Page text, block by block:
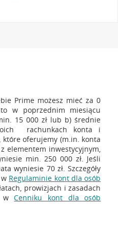
Prime możesz mieć za 0
w poprzednim miesiącu
15 000 zł lub b) średnie
rachunkach konta i
oferujemy (m.in. konta
elementem inwestycyjnym,
min. 250 000 zł. Jeśli
wyniesie 70 zł. Szczegóły
Regulaminie kont dla osób
prowizjach i zasadach
wCenniku kont dla osób